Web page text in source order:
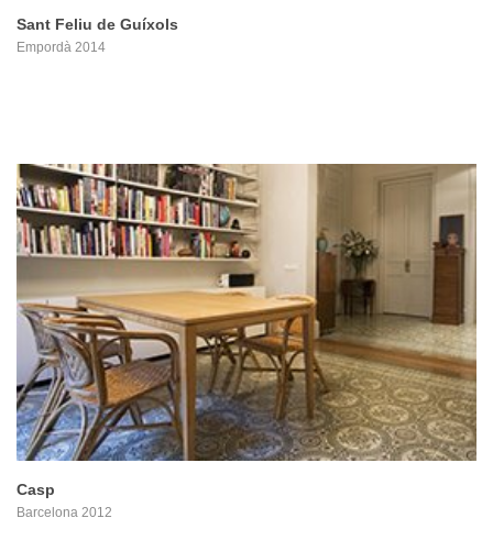
Sant Feliu de Guíxols
Empordà 2014
PROYECTO
Casp
Barcelona 2012